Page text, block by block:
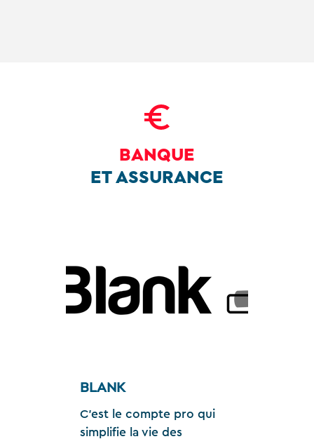
BANQUE
ET ASSURANCE
BLANK
C'est le compte pro qui
simplifie la vie des